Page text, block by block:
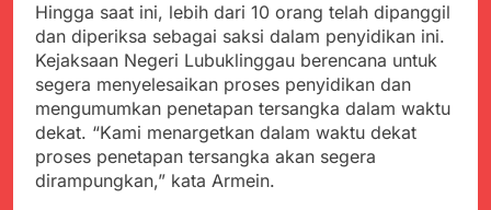
Pemkot Sukabumi
Perkuat Penataan
Pedagang dan
Pengelolaan Sampah
Ribuan Warga Padati
Peringatan Hari ASI
Sedunia di Cibadak,
PDIP Tegaskan ASI
adalah Investasi
Peradaban dan Upaya
Cegah Stunting
Agustus 6, 2026
Wujud Kepedulian Polri,
Kapolresta Sumenep
Koordinasikan dan
Berangkatkan Empat
Korban Kebakaran KMP
Agustus 5, 2026
SMA Negeri Nyalindung
Sukabumi Diduga
Hingga saat ini, lebih dari 10 orang telah dipanggil
dan diperiksa sebagai saksi dalam penyidikan ini.
Kejaksaan Negeri Lubuklinggau berencana untuk
segera menyelesaikan proses penyidikan dan
mengumumkan penetapan tersangka dalam waktu
dekat. “Kami menargetkan dalam waktu dekat
proses penetapan tersangka akan segera
dirampungkan,” kata Armein.